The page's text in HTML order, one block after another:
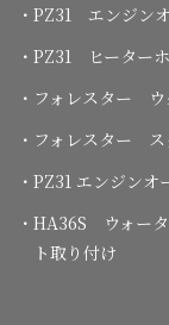
・PZ31 エンジン
・PZ31 ヒーター
・フォレスター
・フォレスター
・PZ31 エンジン
・HA36S ウォー
ト取り付け